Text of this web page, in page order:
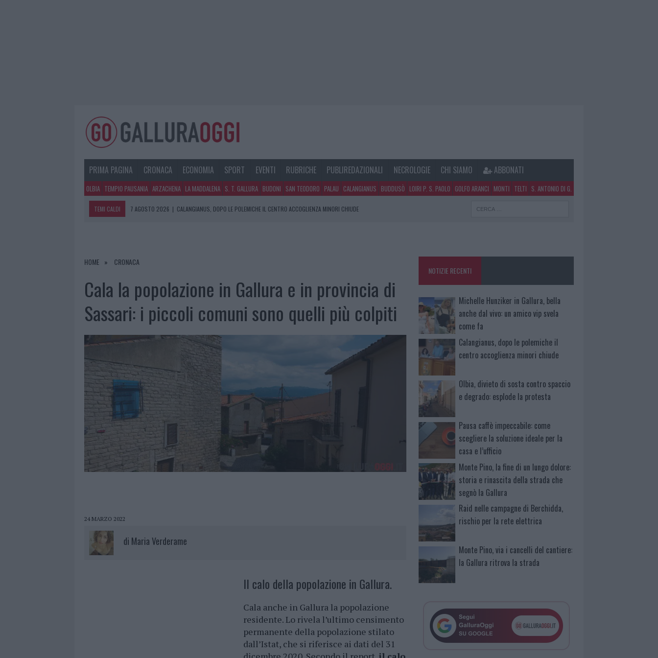
PRIMA PAGINA CRONACA ECONOMIA SPORT EVENTI RUBRICHE PUBLIREDAZIONALI NECROLOGIE CHI SIAMO ABBONATI
OLBIA TEMPIO PAUSANIA ARZACHENA LA MADDALENA S. T. GALLURA BUDONI SAN TEODORO PALAU CALANGIANUS BUDDUSÒ LOIRI P. S. PAOLO GOLFO ARANCI MONTI TELTI S. ANTONIO DI G.
TEMI CALDI 7 AGOSTO 2026 | CALANGIANUS, DOPO LE POLEMICHE IL CENTRO ACCOGLIENZA MINORI CHIUDE
7 AGOSTO 2026
|
HOME CRONACA
Cala la popolazione in Gallura e in provincia di
Sassari: i piccoli comuni sono quelli più colpiti
24 MARZO 2022
di Maria Verderame
Il calo della popolazione in Gallura.
Cala anche in Gallura la popolazione
residente. Lo rivela l’ultimo censimento
permanente della popolazione stilato
dall’Istat, che si riferisce ai dati del 31
NOTIZIE RECENTI
Michelle Hunziker in Gallura, bella
anche dal vivo: un amico vip svela
come fa
Calangianus, dopo le polemiche il
centro accoglienza minori chiude
Olbia, divieto di sosta contro spaccio
e degrado: esplode la protesta
Pausa caffè impeccabile: come
scegliere la soluzione ideale per la
casa e l’ufficio
Monte Pino, la fine di un lungo dolore:
storia e rinascita della strada che
segnò la Gallura
Raid nelle campagne di Berchidda,
rischio per la rete elettrica
Monte Pino, via i cancelli del cantiere:
la Gallura ritrova la strada